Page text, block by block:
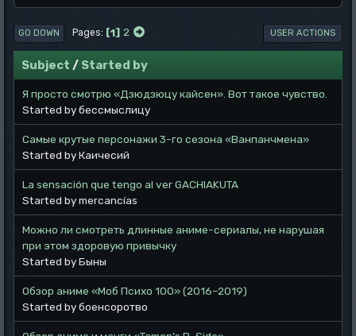
GO DOWN Pages 1 2 USER ACTIONS
Subject / Started by
Я просто смотрю «Дзюдзюцу кайсен». Вот такое чувство.
Started by бессмыслицу
Самые крутые персонажи 3-го сезона «Ванпанчмена»
Started by Каичесий
La sensación que tengo al ver GACHIAKUTA
Started by mercancías
Можно ли смотреть длинные аниме-сериалы, не нарушая
при этом здоровую привычку
Started by Быны
Обзор аниме «Моб Психо 100» (2016–2019)
Started by боенсоротво